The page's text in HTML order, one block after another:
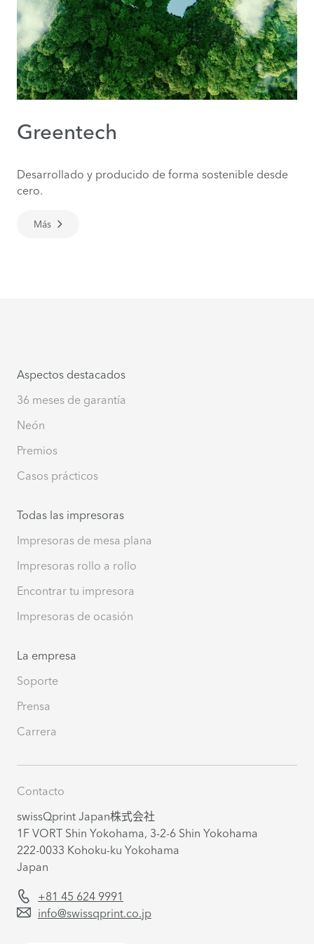
Greentech
Desarrollado y producido de forma sostenible desde
cero.
Más
Aspectos destacados
36 meses de garantía
Neón
Premios
Casos prácticos
Todas las impresoras
Impresoras de mesa plana
Impresoras rollo a rollo
Encontrar tu impresora
Impresoras de ocasión
La empresa
Soporte
Prensa
Carrera
Contacto
swissQprint Japan株式会社
1F VORT Shin Yokohama, 3-2-6 Shin Yokohama
222-0033 Kohoku-ku Yokohama
Japan
+81 45 624 9991
info@swissqprint.co.jp